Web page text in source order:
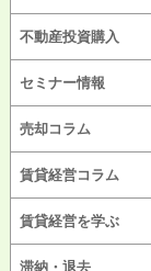
不動産投資購入
セミナー情報
売却コラム
賃貸経営コラム
賃貸経営を学ぶ
滞納・退去